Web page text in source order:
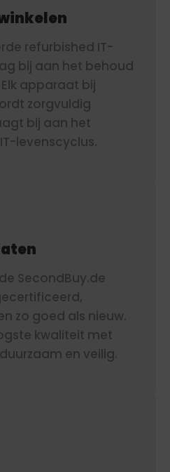
refurbished IT-
bij aan het behoud
apparaat bij
zorgvuldig
bij aan het
levenscyclus.
SecondBuy.de
zo goed als nieuw.
kwaliteit met
en veilig.